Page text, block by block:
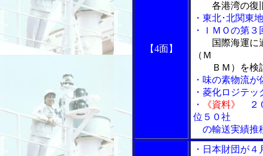
【4面】
各港湾の復
・東北･北関東
・ＩＭＯの第
国際海運に
（Ｍ
ＢＭ）を検
・味の素物流
・菱化ロジテ
・
《資料》
２
位５０社
の輸送実績推
・日本財団が